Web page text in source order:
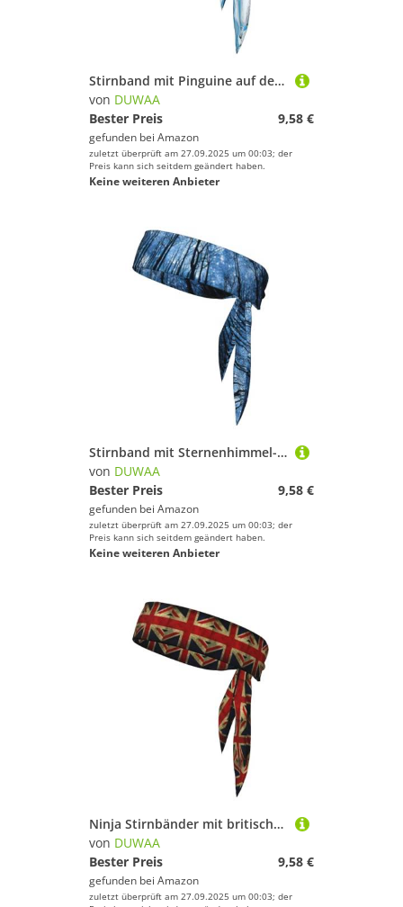
Stirnband mit Pinguine auf dem Eisberg, für Damen und Herren, Ninja-Stirnbänder, verstellbar, feuchtigkeitsableitend, kühlendes Stirnband
von DUWAA
Bester Preis
9,58 €
gefunden bei Amazon
zuletzt überprüft am 27.09.2025 um 00:03; der
Preis kann sich seitdem geändert haben.
Keine weiteren Anbieter
Stirnband mit Sternenhimmel-Druck, für Damen und Herren, Ninja-Stirnbänder, verstellbar, feuchtigkeitsableitend, kühlendes Stirnband
von DUWAA
Bester Preis
9,58 €
gefunden bei Amazon
zuletzt überprüft am 27.09.2025 um 00:03; der
Preis kann sich seitdem geändert haben.
Keine weiteren Anbieter
Ninja Stirnbänder mit britischer Flagge, verstellbar, feuchtigkeitsableitend, kühlend
von DUWAA
Bester Preis
9,58 €
gefunden bei Amazon
zuletzt überprüft am 27.09.2025 um 00:03; der